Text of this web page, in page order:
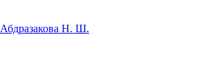
Абдразакова Н. Ш.